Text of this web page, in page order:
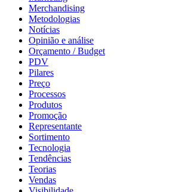
Merchandising
Metodologias
Notícias
Opinião e análise
Orçamento / Budget
PDV
Pilares
Preço
Processos
Produtos
Promoção
Representante
Sortimento
Tecnologia
Tendências
Teorias
Vendas